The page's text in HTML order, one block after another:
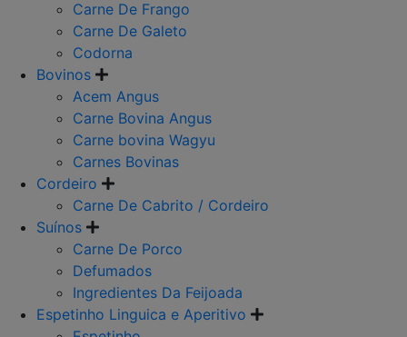
Carne De Frango
Carne De Galeto
Codorna
Bovinos
Acem Angus
Carne Bovina Angus
Carne bovina Wagyu
Carnes Bovinas
Cordeiro
Carne De Cabrito / Cordeiro
Suínos
Carne De Porco
Defumados
Ingredientes Da Feijoada
Espetinho Linguica e Aperitivo